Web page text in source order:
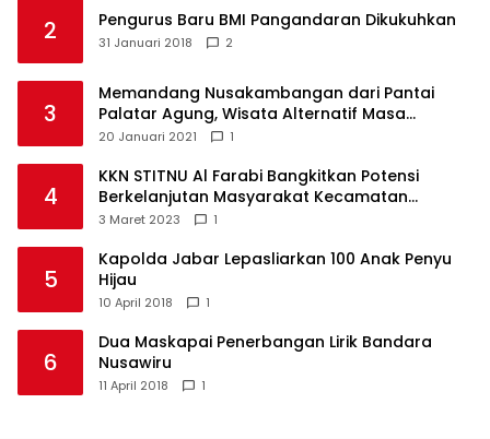
2 Pengurus Baru BMI Pangandaran Dikukuhkan
31 Januari 2018 2
3
Memandang Nusakambangan dari Pantai
Palatar Agung, Wisata Alternatif Masa
Pandemi
20 Januari 2021 1
4
KKN STITNU Al Farabi Bangkitkan Potensi
Berkelanjutan Masyarakat Kecamatan
Langkaplancar
3 Maret 2023 1
5
Kapolda Jabar Lepasliarkan 100 Anak Penyu
Hijau
10 April 2018 1
6
Dua Maskapai Penerbangan Lirik Bandara
Nusawiru
11 April 2018 1